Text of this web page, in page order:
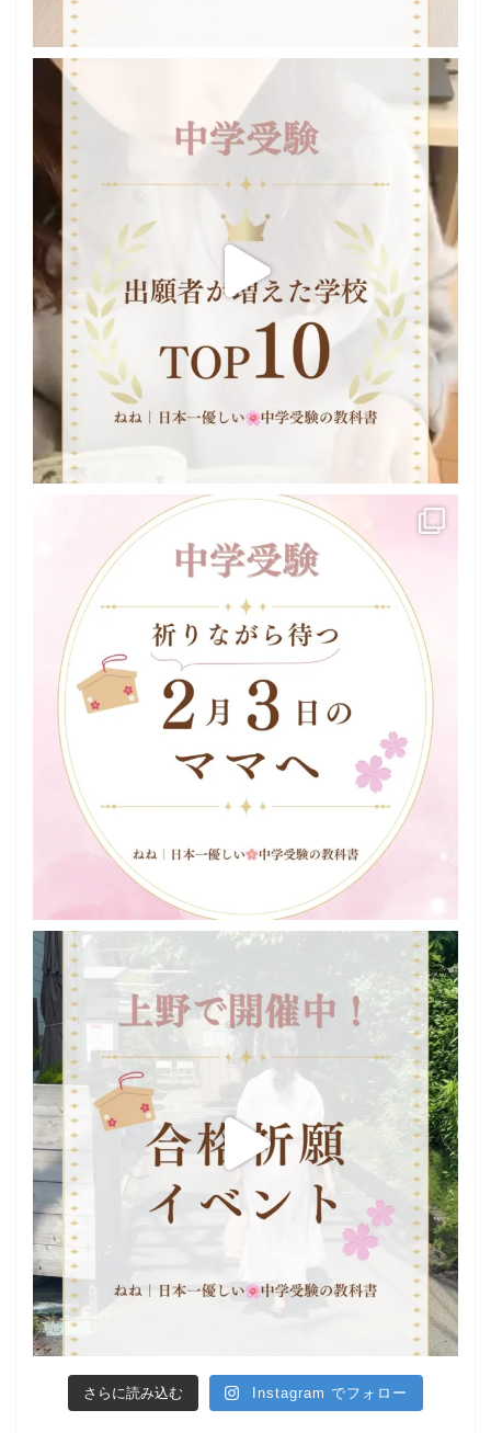
さらに読み込む Instagram でフォロー